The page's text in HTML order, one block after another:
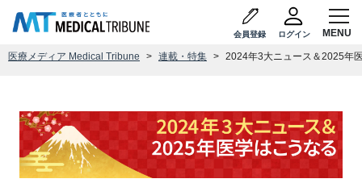
会員登録 ログイン
医療メディア Medical Tribune 連載・特集 2024年3大ニュース＆2025年